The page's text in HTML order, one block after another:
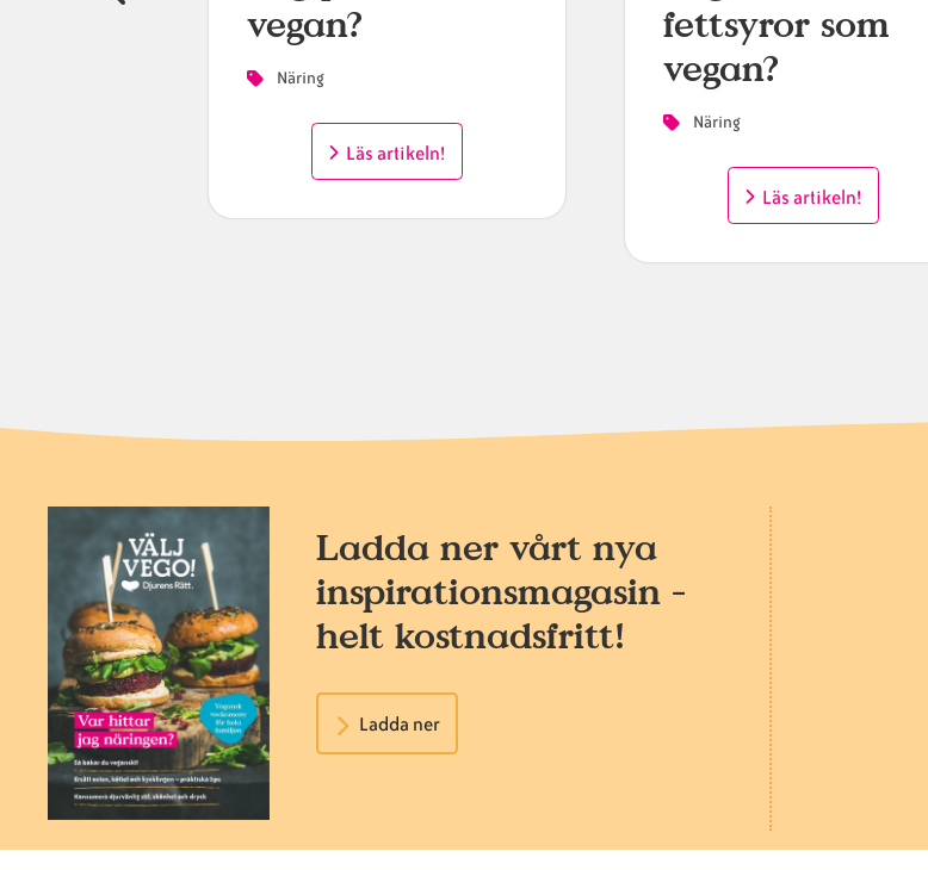
vegan?
Näring
Läs artikeln!
fettsyror som
vegan?
Näring
Läs artikeln!
Ladda ner vårt nya
inspirationsmagasin -
helt kostnadsfritt!
Ladda ner